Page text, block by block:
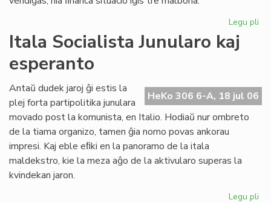
Legu pli
Itala Socialista Junularo kaj
esperanto
HeKo 306 6-A, 18 jul 06
Antaŭ dudek jaroj ĝi estis la
plej forta partipolitika junulara
movado post la komunista, en Italio. Hodiaŭ nur ombreto
de la tiama organizo, tamen ĝia nomo povas ankorau
impresi. Kaj eble eﬁki en la panoramo de la itala
maldekstro, kie la meza aĝo de la aktivularo superas la
kvindekan jaron.
Legu pli